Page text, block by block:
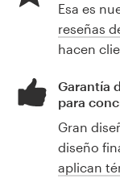
Esa es
reseñas
hacen
Garantía
para
Gran
diseño
aplican